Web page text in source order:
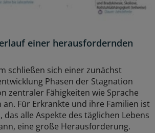
einer herausfordernden
schließen sich einer zunächst
Phasen der Stagnation
zentraler Fähigkeiten wie Sprache
Für Erkrankte und ihre Familien ist
das alle Aspekte des täglichen Lebens
eine große Herausforderung.